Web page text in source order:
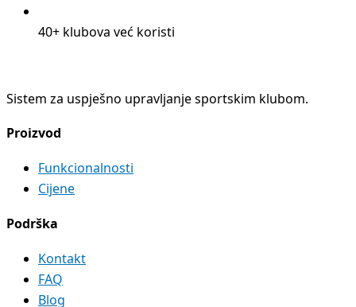
40+ klubova već koristi
Sistem za uspješno upravljanje sportskim klubom.
Proizvod
Funkcionalnosti
Cijene
Podrška
Kontakt
FAQ
Blog